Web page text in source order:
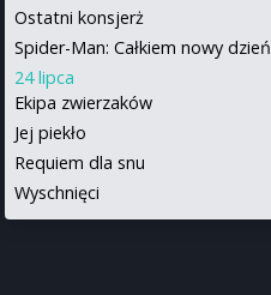
Ostatni konsjerż
Spider-Man: Całkiem nowy dzień
24 lipca
Ekipa zwierzaków
Jej piekło
Requiem dla snu
Wyschnięci